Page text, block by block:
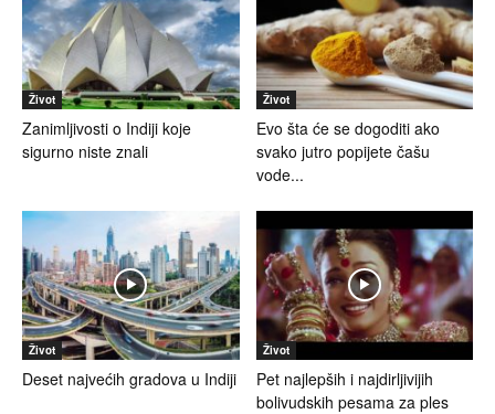
Život
Zanimljivosti o Indiji koje
sigurno niste znali
Život
Evo šta će se dogoditi ako
svako jutro popijete čašu
vode...
Život
Deset najvećih gradova u Indiji
Život
Pet najlepših i najdirljivijih
bolivudskih pesama za ples